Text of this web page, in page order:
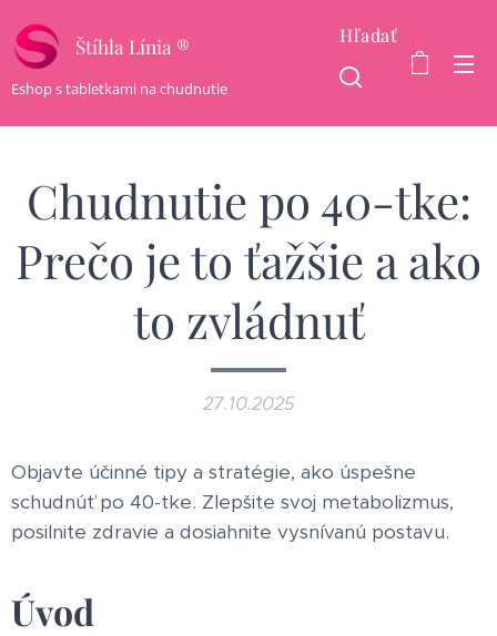
Štíhla Línia ®
Eshop s tabletkami na chudnutie
Hľadať
Chudnutie po 40-tke:
Prečo je to ťažšie a ako
to zvládnuť
27.10.2025
Objavte účinné tipy a stratégie, ako úspešne
schudnúť po 40-tke. Zlepšite svoj metabolizmus,
posilnite zdravie a dosiahnite vysnívanú postavu.
Úvod